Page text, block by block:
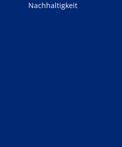
Nachhaltigkeit